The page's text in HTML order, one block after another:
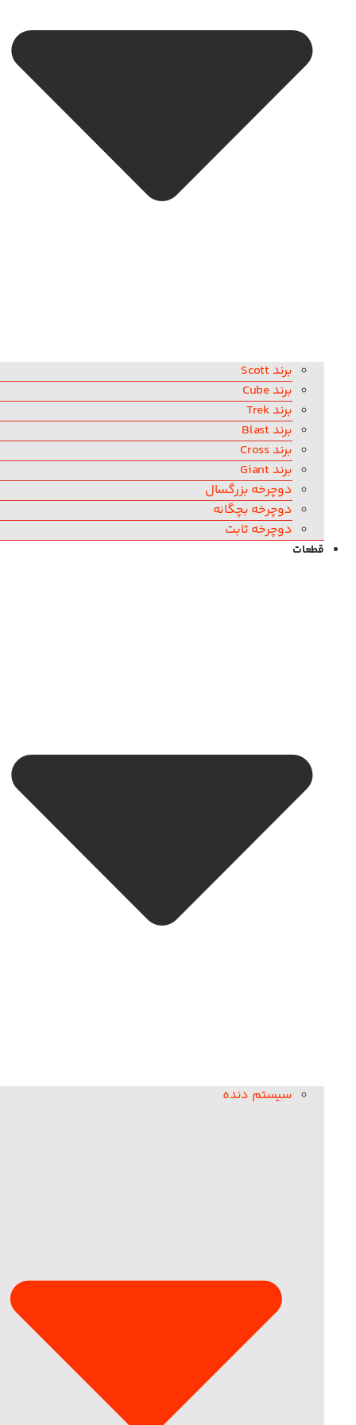
برند Scott
برند Cube
برند Trek
برند Blast
برند Cross
برند Giant
دوچرخه بزرگسال
دوچرخه بچگانه
دوچرخه ثابت
قطعات
سیستم دنده